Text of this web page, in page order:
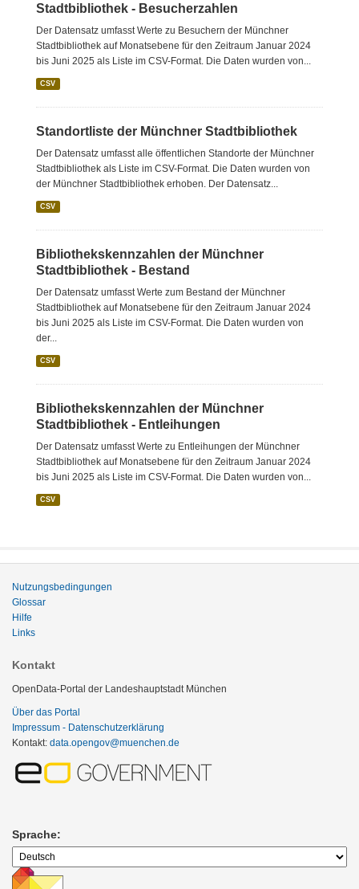
Stadtbibliothek - Besucherzahlen
Der Datensatz umfasst Werte zu Besuchern der Münchner
Stadtbibliothek auf Monatsebene für den Zeitraum Januar 2024
bis Juni 2025 als Liste im CSV-Format. Die Daten wurden von...
CSV
Standortliste der Münchner Stadtbibliothek
Der Datensatz umfasst alle öffentlichen Standorte der Münchner
Stadtbibliothek als Liste im CSV-Format. Die Daten wurden von
der Münchner Stadtbibliothek erhoben. Der Datensatz...
CSV
Bibliothekskennzahlen der Münchner
Stadtbibliothek - Bestand
Der Datensatz umfasst Werte zum Bestand der Münchner
Stadtbibliothek auf Monatsebene für den Zeitraum Januar 2024
bis Juni 2025 als Liste im CSV-Format. Die Daten wurden von
der...
CSV
Bibliothekskennzahlen der Münchner
Stadtbibliothek - Entleihungen
Der Datensatz umfasst Werte zu Entleihungen der Münchner
Stadtbibliothek auf Monatsebene für den Zeitraum Januar 2024
bis Juni 2025 als Liste im CSV-Format. Die Daten wurden von...
CSV
Nutzungsbedingungen
Glossar
Hilfe
Links
Kontakt
OpenData-Portal der Landeshauptstadt München
Über das Portal
Impressum - Datenschutzerklärung
Kontakt: data.opengov@muenchen.de
Sprache